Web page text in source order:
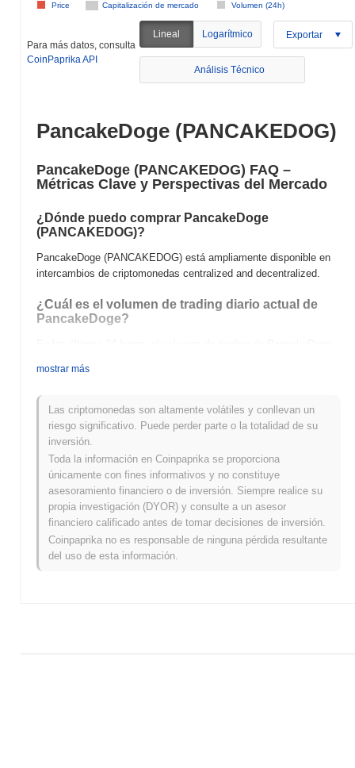
Capitalización de mercado Volumen (24h)
Price
Para más datos, consulta
CoinPaprika API
Lineal Logarítmico Exportar
Análisis Técnico
PancakeDoge (PANCAKEDOG)
PancakeDoge (PANCAKEDOG) FAQ –
Métricas Clave y Perspectivas del Mercado
¿Dónde puedo comprar PancakeDoge
(PANCAKEDOG)?
PancakeDoge (PANCAKEDOG) está ampliamente disponible en
intercambios de criptomonedas centralized and decentralized.
¿Cuál es el volumen de trading diario actual de
PancakeDoge?
PancakeDoge?
Máximo Histórico (ATH):€0.00000492
Mínimo Histórico (ATL):
PancakeDoge se negocia actualmente ~100.00%por debajo de
su ATH .
¿Cómo se está desempeñando PancakeDoge en
comparación con el mercado cripto en general?
En los últimos 7 días, PancakeDoge ha ganó
mostrar más
Las criptomonedas son altamente volátiles y conllevan un
riesgo significativo. Puede perder parte o la totalidad de su
inversión.
Toda la información en Coinpaprika se proporciona
únicamente con fines informativos y no constituye
asesoramiento financiero o de inversión. Siempre realice su
propia investigación (DYOR) y consulte a un asesor
financiero calificado antes de tomar decisiones de inversión.
Coinpaprika no es responsable de ninguna pérdida resultante
del uso de esta información.